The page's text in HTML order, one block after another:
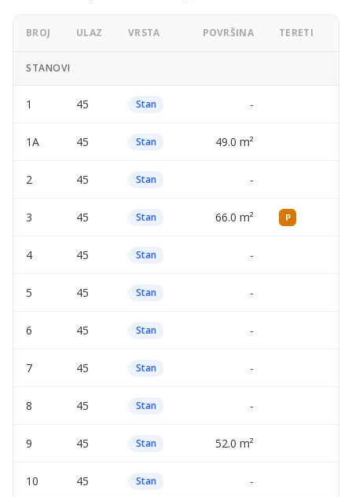
BROJ ULAZ VRSTA POVRŠINA TERETI
STANOVI
1 45 Stan -
1A 45 Stan 49.0 m²
2 45 Stan -
3 45 Stan 66.0 m² P
4 45 Stan -
5 45 Stan -
6 45 Stan -
7 45 Stan -
8 45 Stan -
9 45 Stan 52.0 m²
10 45 Stan -